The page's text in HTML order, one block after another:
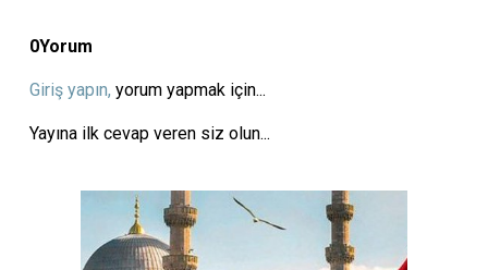
0Yorum
Giriş yapın, yorum yapmak için...
Yayına ilk cevap veren siz olun...